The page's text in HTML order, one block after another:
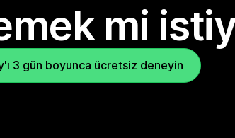
mi
3 gün boyunca ücretsiz deneyin